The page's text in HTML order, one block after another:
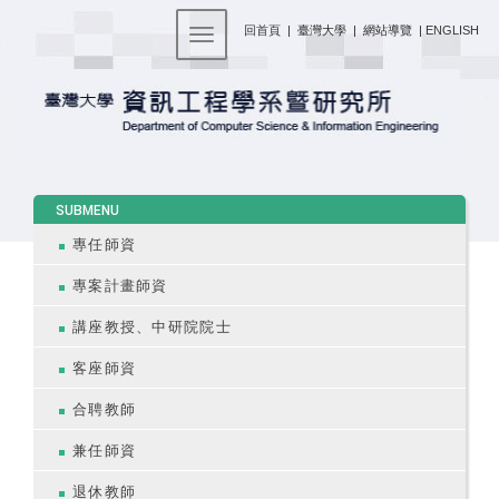
回首頁 | 臺灣大學 | 網站導覽 | ENGLISH
Toggle navigation
SUBMENU
專任師資
專案計畫師資
講座教授、中研院院士
客座師資
合聘教師
兼任師資
退休教師